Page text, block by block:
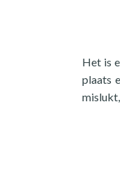
Het is
plaats